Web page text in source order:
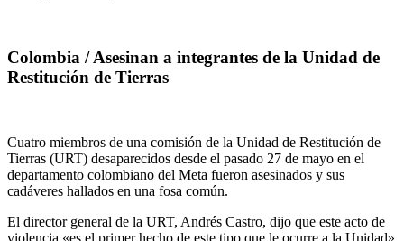
Colombia / Asesinan a integrantes de la Unidad de
Restitución de Tierras
Cuatro miembros de una comisión de la Unidad de Restitución de
Tierras (URT) desaparecidos desde el pasado 27 de mayo en el
departamento colombiano del Meta fueron asesinados y sus
cadáveres hallados en una fosa común.
El director general de la URT, Andrés Castro, dijo que este acto de